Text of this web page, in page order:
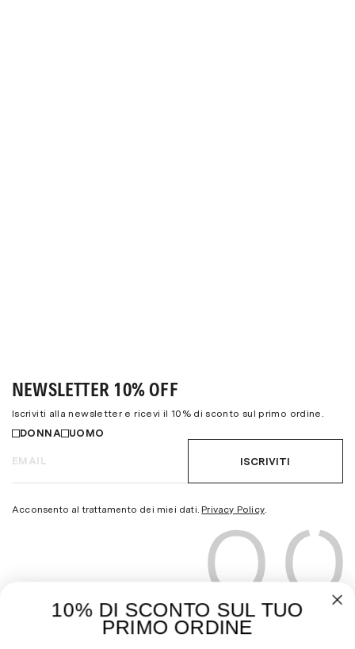
NEWSLETTER 10% OFF
Iscriviti alla newsletter e ricevi il 10% di sconto sul primo ordine.
DONNA
UOMO
ISCRIVITI
Acconsento al trattamento dei miei dati. Privacy Policy.
10% DI SCONTO SUL TUO
PRIMO ORDINE